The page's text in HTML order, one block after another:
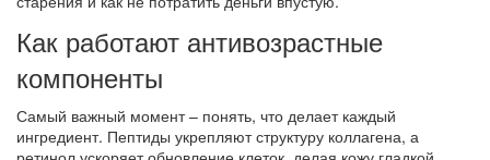
Как работают антивозрастные
компоненты
Самый важный момент – понять, что делает каждый
ингредиент. Пептиды укрепляют структуру коллагена, а